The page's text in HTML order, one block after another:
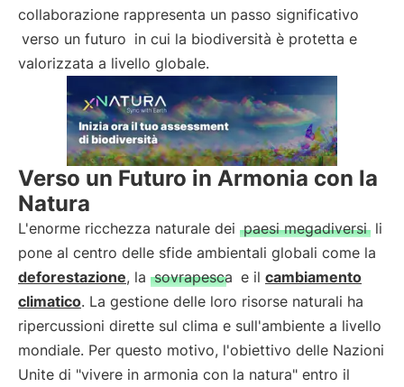
collaborazione rappresenta un passo significativo
verso un futuro in cui la biodiversità è protetta e
valorizzata a livello globale.
Verso un Futuro in Armonia con la
Natura
L'enorme ricchezza naturale dei paesi megadiversi li
pone al centro delle sfide ambientali globali come la
deforestazione, la sovrapesca e il cambiamento
climatico. La gestione delle loro risorse naturali ha
ripercussioni dirette sul clima e sull'ambiente a livello
mondiale. Per questo motivo, l'obiettivo delle Nazioni
Unite di "vivere in armonia con la natura" entro il